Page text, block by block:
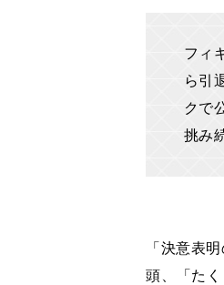
フィ
ら引
クで
挑み
「決意表
頭、「た